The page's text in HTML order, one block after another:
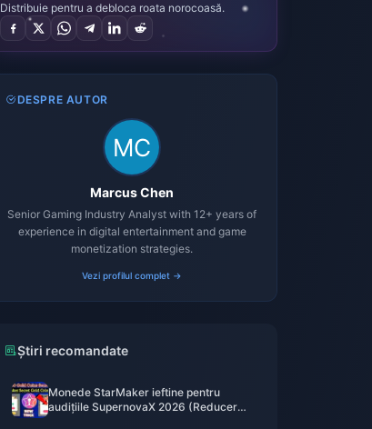
Distribuie pentru a debloca roata norocoasă.
DESPRE AUTOR
Marcus Chen
Senior Gaming Industry Analyst with 12+ years of
experience in digital entertainment and game
monetization strategies.
Vezi profilul complet →
Știri recomandate
Monede StarMaker ieftine pentru
audițiile SupernovaX 2026 (Reducere